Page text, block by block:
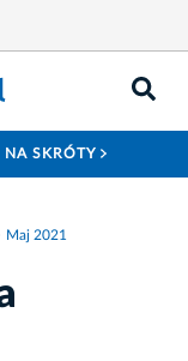
NA SKRÓTY
Maj 2021